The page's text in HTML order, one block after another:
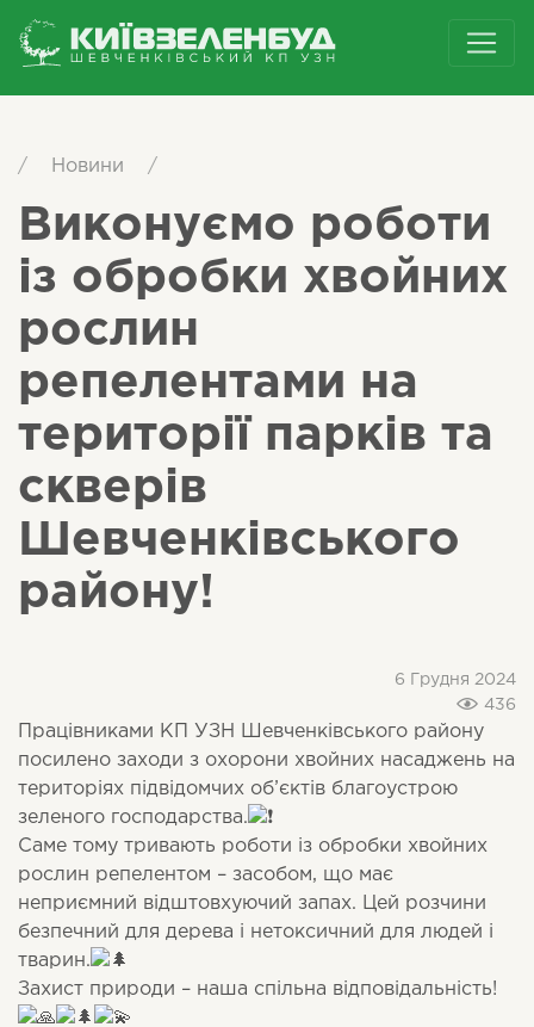
/ Новини /
Виконуємо роботи
із обробки хвойних
рослин
репелентами на
території парків та
скверів
Шевченківського
району!
6 Грудня 2024
436
Працівниками КП УЗН Шевченківського району
посилено заходи з охорони хвойних насаджень на
територіях підвідомчих об’єктів благоустрою
зеленого господарства.
Саме тому тривають роботи із обробки хвойних
рослин репелентом – засобом, що має
неприємний відштовхуючий запах. Цей розчини
безпечний для дерева і нетоксичний для людей і
тварин.
Захист природи – наша спільна відповідальність!